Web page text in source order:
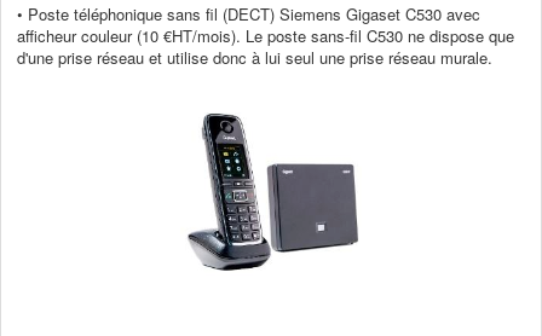
• Poste téléphonique sans fil (DECT) Siemens Gigaset C530 avec
afficheur couleur (10 €HT/mois). Le poste sans-fil C530 ne dispose que
d'une prise réseau et utilise donc à lui seul une prise réseau murale.